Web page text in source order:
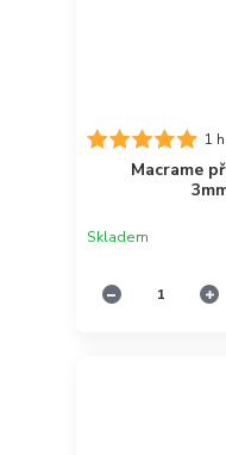
1
Macrame
Skladem